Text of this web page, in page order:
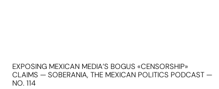
EXPOSING MEXICAN MEDIA’S BOGUS «CENSORSHIP»
CLAIMS — SOBERANIA, THE MEXICAN POLITICS PODCAST —
NO. 114